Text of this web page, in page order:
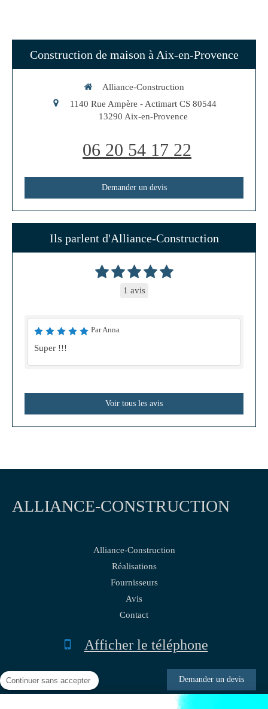
Construction de maison à Aix-en-Provence
Alliance-Construction
1140 Rue Ampère - Actimart CS 80544
13290 Aix-en-Provence
06 20 54 17 22
Demander un devis
Ils parlent d'Alliance-Construction
1 avis
Par Anna
Super !!!
Voir tous les avis
ALLIANCE-CONSTRUCTION
Alliance-Construction
Réalisations
Fournisseurs
Avis
Contact
Afficher le téléphone
Demander un devis
Continuer sans accepter